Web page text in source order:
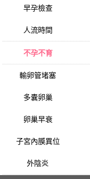
早孕檢查
人流時間
不孕不育
輸卵管堵塞
多囊卵巢
卵巢早衰
子宮內膜異位
外陰炎